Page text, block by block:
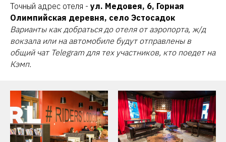
Точный адрес отеля - ул. Медовея, 6, Горная
Олимпийская деревня, село Эстосадок
Варианты как добраться до отеля от аэропорта, ж/д
вокзала или на автомобиле будут отправлены в
общий чат Telegram для тех участников, кто поедет на
Кэмп.